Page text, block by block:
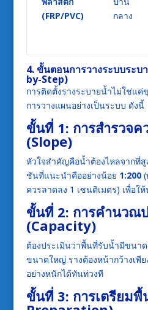
(FRP/PVC)
กลาง
4. ขั้นตอนการวางระบบระ
by-Step)
การติดตั้งรางระบายน้ำไม่ใช่แ
การวางแผนอย่างเป็นระบบ ดังนี้
ขั้นที่ 1: การสำรวจ
(Slope)
หัวใจสำคัญคือน้ำต้องไหลจากที่
ชันที่แนะนำคืออย่างน้อย 1:200(
ควรลาดลง 1 เซนติเมตร) เพื่อใ
ขั้นที่ 2: การคำนวณ
(Capacity)
ต้องประเมินว่าพื้นที่รับน้ำมีขนา
ขนาดใหญ่ รางต้องหน้ากว้างเพี
อย่างหนักได้ทันท่วงที
ขั้นที่ 3: การเตรียมพื้